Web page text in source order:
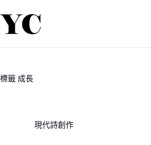
至
標籤 成長
現代詩創作